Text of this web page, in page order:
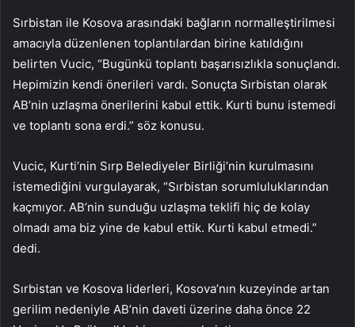
Sırbistan ile Kosova arasındaki bağların normalleştirilmesi
amacıyla düzenlenen toplantılardan birine katıldığını
belirten Vucic, “Bugünkü toplantı başarısızlıkla sonuçlandı.
Hepimizin kendi önerileri vardı. Sonuçta Sırbistan olarak
AB’nin uzlaşma önerilerini kabul ettik. Kurti bunu istemedi
ve toplantı sona erdi.” söz konusu.
Vucic, Kurti’nin Sırp Belediyeler Birliği’nin kurulmasını
istemediğini vurgulayarak, “Sırbistan sorumluluklarından
kaçmıyor. AB’nin sunduğu uzlaşma teklifi hiç de kolay
olmadı ama biz yine de kabul ettik. Kurti kabul etmedi.”
dedi.
Sırbistan ve Kosova liderleri, Kosova’nın kuzeyinde artan
gerilim nedeniyle AB’nin daveti üzerine daha önce 22